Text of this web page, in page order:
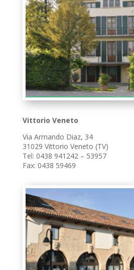
Vittorio Veneto
Via Armando Diaz, 34
31029 Vittorio Veneto (TV)
Tel: 0438 941242 – 53957
Fax: 0438 59469